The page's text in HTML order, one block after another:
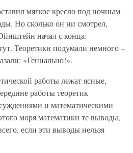
мягкое кресло под ночным
Но сколько он ни смотрел,
начал с конца:
Теоретики подумали немного –
«Гениально!».
работы лежат ясные,
работы теоретик
и математическими
моря математики те выводы,
если эти выводы нельзя